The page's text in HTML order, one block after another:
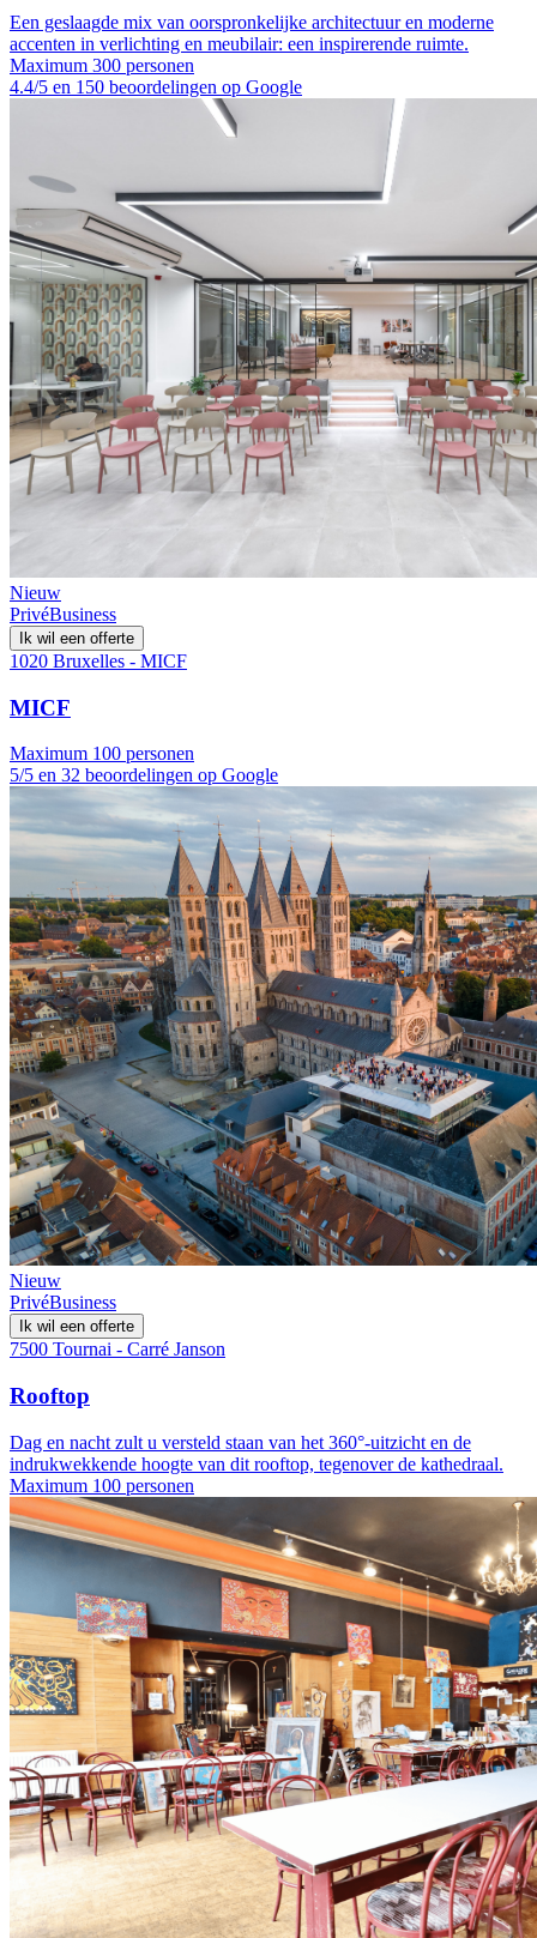
Een geslaagde mix van oorspronkelijke architectuur en moderne
accenten in verlichting en meubilair: een inspirerende ruimte.
Maximum 300 personen
4.4/5 en 150 beoordelingen op Google
Nieuw
PrivéBusiness
Ik wil een offerte
1020 Bruxelles - MICF
MICF
Maximum 100 personen
5/5 en 32 beoordelingen op Google
Nieuw
PrivéBusiness
Ik wil een offerte
7500 Tournai - Carré Janson
Rooftop
Dag en nacht zult u versteld staan van het 360°-uitzicht en de
indrukwekkende hoogte van dit rooftop, tegenover de kathedraal.
Maximum 100 personen